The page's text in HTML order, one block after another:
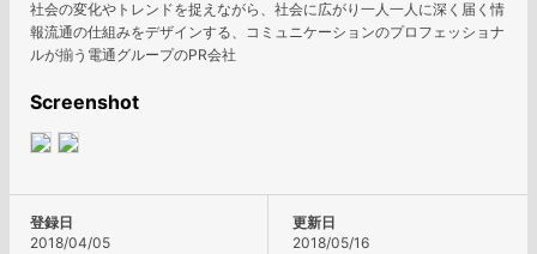
社会の変化やトレンドを捉えながら、社会に広がり一人一人に深く届く情
報流通の仕組みをデザインする、コミュニケーションのプロフェッショナ
ルが揃う電通グループのPR会社
Screenshot
登録日
2018/04/05
更新日
2018/05/16